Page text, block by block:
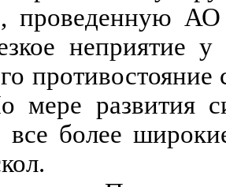
проведенную
неприятие
мере развития
все более